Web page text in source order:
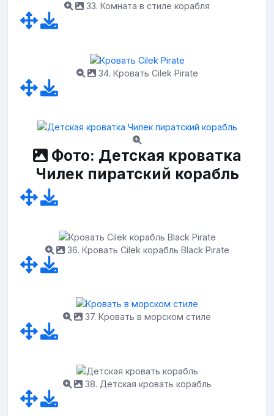
33. Комната в стиле корабля
34. Кровать Cilek Pirate
Фото: Детская кроватка
Чилек пиратский корабль
36. Кровать Cilek корабль Black Pirate
37. Кровать в морском стиле
38. Детская кровать корабль